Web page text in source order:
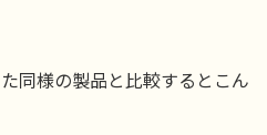
同様の製品と比較するとこん